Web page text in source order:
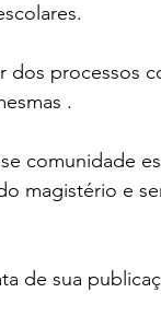
dos processos
.
comunidade
magistério e
de sua